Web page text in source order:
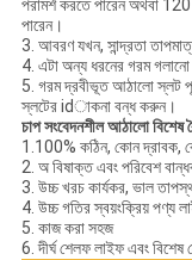
পরামর্শ করতে পারেন অথবা
পারেন।
3. আবরণ যখন, সান্দ্রতা
4. এটা অন্য ধরনের গরম
5. গরম দ্রবীভূত আঠালো স্লট
স্লটের idাকনা বন্ধ করুন।
চাপ সংবেদনশীল আঠালো বিশেষ
1.100% কঠিন, কোন দ্রাবক,
2. অ বিষাক্ত এবং পরিবেশ
3. উচ্চ খরচ কার্যকর, ভাল
4. উচ্চ গতির স্বয়ংক্রিয় পণ্য
5. কাজ করা সহজ
6. দীর্ঘ শেলফ লাইফ এবং বিশেষ